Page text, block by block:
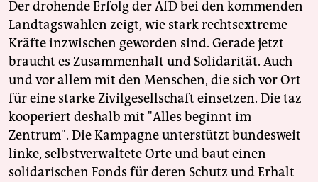
Der drohende Erfolg der AfD bei den kommenden
Landtagswahlen zeigt, wie stark rechtsextreme
Kräfte inzwischen geworden sind. Gerade jetzt
braucht es Zusammenhalt und Solidarität. Auch
und vor allem mit den Menschen, die sich vor Ort
für eine starke Zivilgesellschaft einsetzen. Die taz
kooperiert deshalb mit "Alles beginnt im
Zentrum". Die Kampagne unterstützt bundesweit
linke, selbstverwaltete Orte und baut einen
solidarischen Fonds für deren Schutz und Erhalt